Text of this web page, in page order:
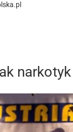
narkotyk